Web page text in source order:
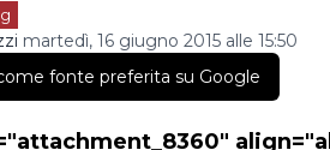
martedì, 16 giugno 2015 alle 15:50
fonte preferita su Google